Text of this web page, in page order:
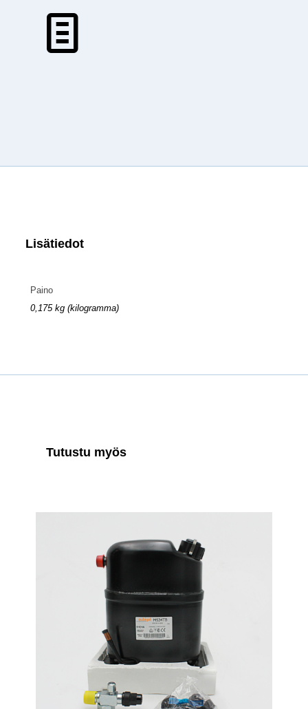
Lisätiedot
Paino
0,175 kg (kilogramma)
Tutustu myös